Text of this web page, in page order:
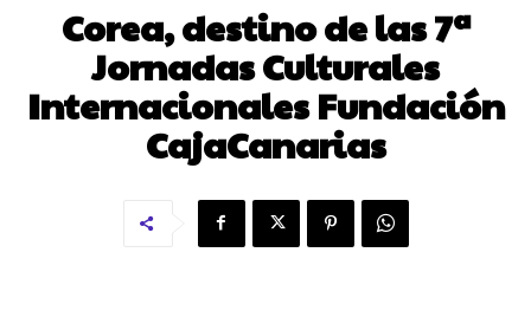
Corea, destino de las 7ª
Jornadas Culturales
Internacionales Fundación
CajaCanarias